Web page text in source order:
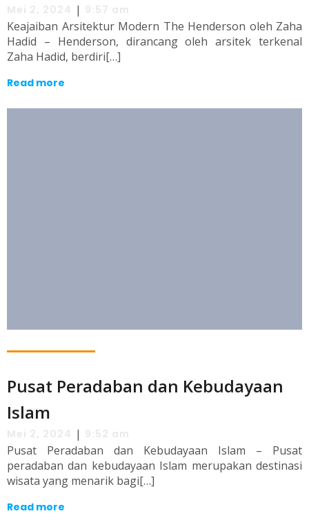
|
Keajaiban Arsitektur Modern The Henderson oleh Zaha
Hadid – Henderson, dirancang oleh arsitek terkenal
Zaha Hadid, berdiri[…]
Read more
Pusat Peradaban dan Kebudayaan
Islam
|
Pusat Peradaban dan Kebudayaan Islam – Pusat
peradaban dan kebudayaan Islam merupakan destinasi
wisata yang menarik bagi[…]
Read more